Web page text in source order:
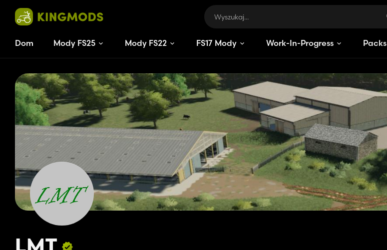
Dom Mody FS25 Mody FS22 FS17 Mody Work-In-Progress Packs